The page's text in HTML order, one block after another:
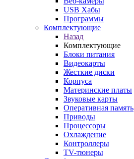
USB Хабы
Программы
Комплектующие
Назад
Комплектующие
Блоки питания
Видеокарты
Жесткие диски
Корпуса
Материнские платы
Звуковые карты
Оперативная память
Приводы
Процессоры
Охлаждение
Контроллеры
TV-тюнеры